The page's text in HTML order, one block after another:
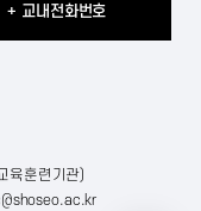
+ 교내전화번호
육훈련기관)